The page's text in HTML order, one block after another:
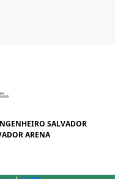
SALVADOR
ARENA